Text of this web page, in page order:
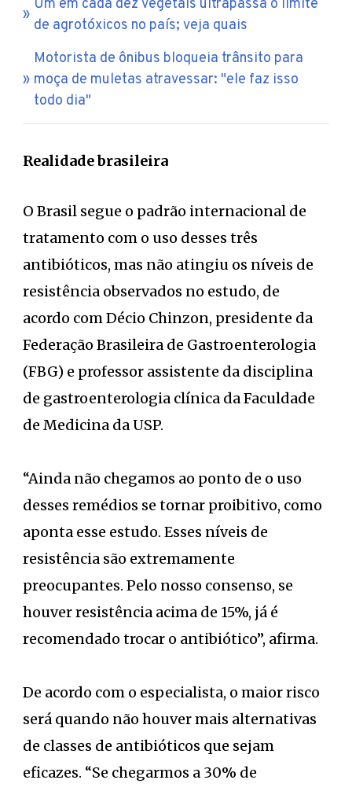
Um em cada dez vegetais ultrapassa o limite
de agrotóxicos no país; veja quais
Motorista de ônibus bloqueia trânsito para
moça de muletas atravessar: "ele faz isso
todo dia"
Realidade brasileira
O Brasil segue o padrão internacional de
tratamento com o uso desses três
antibióticos, mas não atingiu os níveis de
resistência observados no estudo, de
acordo com Décio Chinzon, presidente da
Federação Brasileira de Gastroenterologia
(FBG) e professor assistente da disciplina
de gastroenterologia clínica da Faculdade
de Medicina da USP.
“Ainda não chegamos ao ponto de o uso
desses remédios se tornar proibitivo, como
aponta esse estudo. Esses níveis de
resistência são extremamente
preocupantes. Pelo nosso consenso, se
houver resistência acima de 15%, já é
recomendado trocar o antibiótico”, afirma.
De acordo com o especialista, o maior risco
será quando não houver mais alternativas
de classes de antibióticos que sejam
eficazes. “Se chegarmos a 30% de